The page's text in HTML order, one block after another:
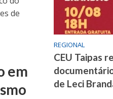
de
em
REGIONAL
CEU Taipas
de Leci